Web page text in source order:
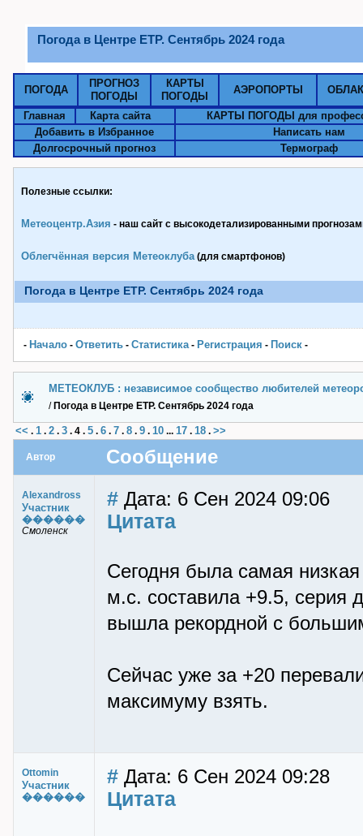
Погода в Центре ЕТР. Сентябрь 2024 года
ПОГОДА
ПРОГНОЗ
ПОГОДЫ
КАРТЫ
ПОГОДЫ
АЭРОПОРТЫ
Главная Карта сайта
КАРТЫ ПОГОДЫ для
Добавить в Избранное
Написать нам
Долгосрочный прогноз
Термограф
Полезные ссылки:
Метеоцентр.Азия - наш сайт с высокодетализированными
Облегчённая версия Метеоклуба(для смартфонов)
Погода в Центре ЕТР. Сентябрь 2024 года
- Начало - Ответить - Статистика- Pегистрация - Поиск -
МЕТЕОКЛУБ : независимое сообщество любителей
/ Погода в Центре ЕТР. Сентябрь 2024 года
<< . 1 . 2 . 3 . 4 . 5 . 6 . 7 . 8 . 9 . 10 ... 17 . 18 . >>
Автор Сообщение
Alexandross
Участник
������
Смоленск
# Дата: 6 Сен 2024 09:06
Цитата
Сегодня была самая
м.с. составила +9.5, серия
вышла рекордной с
Сейчас уже за +20
максимуму взять.
Ottomin
Участник
������
# Дата: 6 Сен 2024 09:28
Цитата